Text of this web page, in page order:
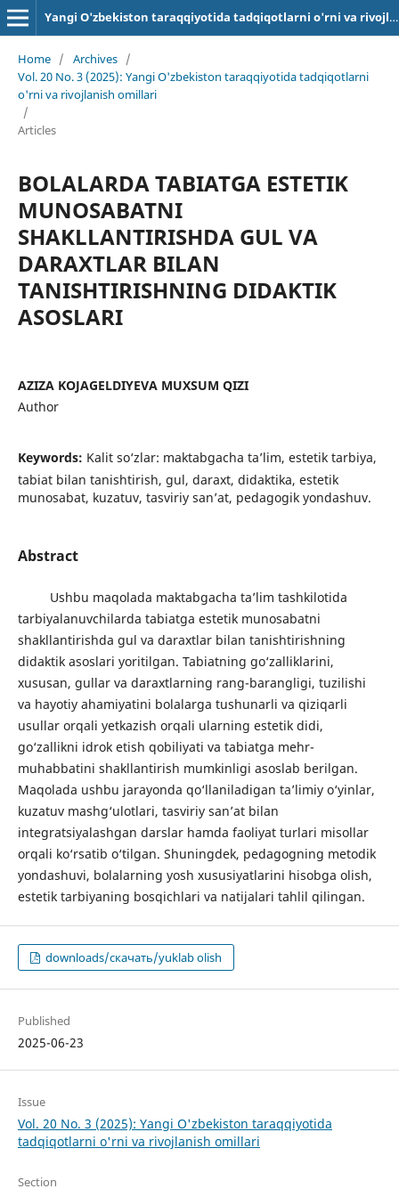
Yangi O'zbekiston taraqqiyotida tadqiqotlarni o'rni va rivojlanish omillari
Home / Archives /
Vol. 20 No. 3 (2025): Yangi O'zbekiston taraqqiyotida tadqiqotlarni
o'rni va rivojlanish omillari
/
Articles
BOLALARDA TABIATGA ESTETIK
MUNOSABATNI
SHAKLLANTIRISHDA GUL VA
DARAXTLAR BILAN
TANISHTIRISHNING DIDAKTIK
ASOSLARI
AZIZA KOJAGELDIYEVA MUXSUM QIZI
Author
Keywords: Kalit so‘zlar: maktabgacha ta’lim, estetik tarbiya,
tabiat bilan tanishtirish, gul, daraxt, didaktika, estetik
munosabat, kuzatuv, tasviriy san’at, pedagogik yondashuv.
Abstract
Ushbu maqolada maktabgacha ta’lim tashkilotida
tarbiyalanuvchilarda tabiatga estetik munosabatni
shakllantirishda gul va daraxtlar bilan tanishtirishning
didaktik asoslari yoritilgan. Tabiatning go‘zalliklarini,
xususan, gullar va daraxtlarning rang-barangligi, tuzilishi
va hayotiy ahamiyatini bolalarga tushunarli va qiziqarli
usullar orqali yetkazish orqali ularning estetik didi,
go‘zallikni idrok etish qobiliyati va tabiatga mehr-
muhabbatini shakllantirish mumkinligi asoslab berilgan.
Maqolada ushbu jarayonda qo‘llaniladigan ta’limiy o‘yinlar,
kuzatuv mashg‘ulotlari, tasviriy san’at bilan
integratsiyalashgan darslar hamda faoliyat turlari misollar
orqali ko‘rsatib o‘tilgan. Shuningdek, pedagogning metodik
yondashuvi, bolalarning yosh xususiyatlarini hisobga olish,
estetik tarbiyaning bosqichlari va natijalari tahlil qilingan.
downloads/скачать/yuklab olish
Published
2025-06-23
Issue
Vol. 20 No. 3 (2025): Yangi O'zbekiston taraqqiyotida
tadqiqotlarni o'rni va rivojlanish omillari
Section